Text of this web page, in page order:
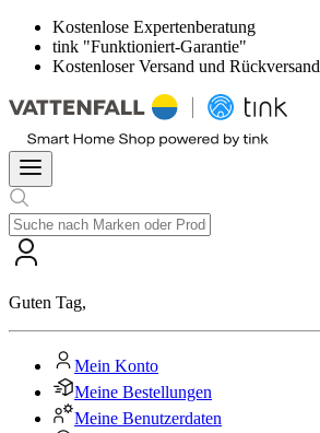
Kostenlose Expertenberatung
tink "Funktioniert-Garantie"
Kostenloser Versand und Rückversand
Guten Tag,
Mein Konto
Meine Bestellungen
Meine Benutzerdaten